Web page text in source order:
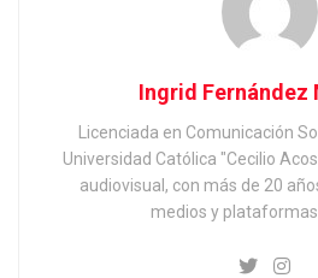
Ingrid Fernández
Licenciada en Comunicación
Universidad Católica "Cecilio
audiovisual, con más de 20
medios y plataformas